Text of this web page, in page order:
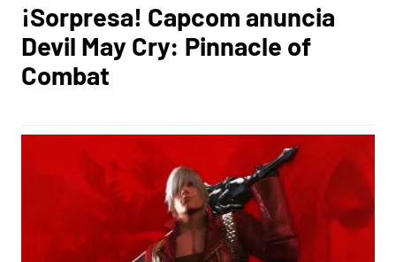
¡Sorpresa! Capcom anuncia
Devil May Cry: Pinnacle of
Combat